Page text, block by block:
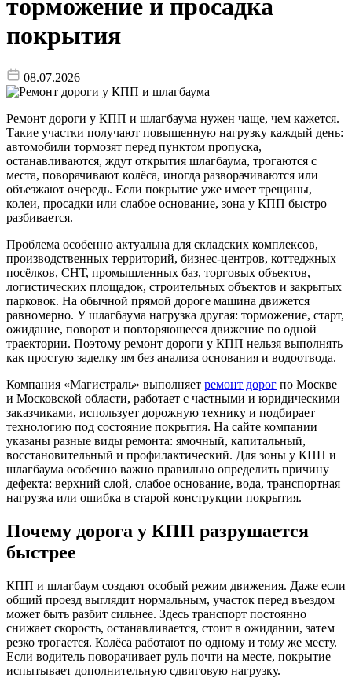
торможение и просадка
покрытия
08.07.2026
Ремонт дороги у КПП и шлагбаума нужен чаще, чем кажется.
Такие участки получают повышенную нагрузку каждый день:
автомобили тормозят перед пунктом пропуска,
останавливаются, ждут открытия шлагбаума, трогаются с
места, поворачивают колёса, иногда разворачиваются или
объезжают очередь. Если покрытие уже имеет трещины,
колеи, просадки или слабое основание, зона у КПП быстро
разбивается.
Проблема особенно актуальна для складских комплексов,
производственных территорий, бизнес-центров, коттеджных
посёлков, СНТ, промышленных баз, торговых объектов,
логистических площадок, строительных объектов и закрытых
парковок. На обычной прямой дороге машина движется
равномерно. У шлагбаума нагрузка другая: торможение, старт,
ожидание, поворот и повторяющееся движение по одной
траектории. Поэтому ремонт дороги у КПП нельзя выполнять
как простую заделку ям без анализа основания и водоотвода.
Компания «Магистраль» выполняет ремонт дорог по Москве
и Московской области, работает с частными и юридическими
заказчиками, использует дорожную технику и подбирает
технологию под состояние покрытия. На сайте компании
указаны разные виды ремонта: ямочный, капитальный,
восстановительный и профилактический. Для зоны у КПП и
шлагбаума особенно важно правильно определить причину
дефекта: верхний слой, слабое основание, вода, транспортная
нагрузка или ошибка в старой конструкции покрытия.
Почему дорога у КПП разрушается
быстрее
КПП и шлагбаум создают особый режим движения. Даже если
общий проезд выглядит нормальным, участок перед въездом
может быть разбит сильнее. Здесь транспорт постоянно
снижает скорость, останавливается, стоит в ожидании, затем
резко трогается. Колёса работают по одному и тому же месту.
Если водитель поворачивает руль почти на месте, покрытие
испытывает дополнительную сдвиговую нагрузку.